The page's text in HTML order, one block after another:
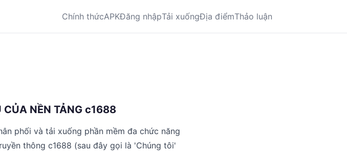
Chính thứcAPKĐăng nhậpTải xuốngĐịa điểmThảo luận
NỀN TẢNG c1688
phối và tải xuống phần mềm đa chức năng
thông c1688 (sau đây gọi là 'Chúng tôi'